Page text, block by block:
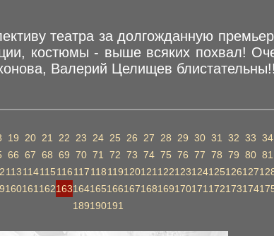
театра за долгожданную
костюмы - выше всяких похвал!
Валерий Целищев
19 20 21 22 23 24 25 26 27 28 29 30 31 32 33 34
66 67 68 69 70 71 72 73 74 75 76 77 78 79 80 81
113114115116117118119120121 122123124125126127
160161 162163164165166167168169170171 172173174
189190191